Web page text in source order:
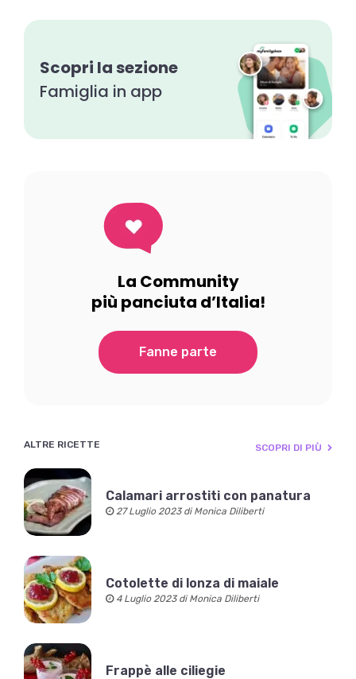
Scopri la sezione
Famiglia in app
La Community
più panciuta d’Italia!
Fanne parte
ALTRE RICETTE SCOPRI DI PIÙ
Calamari arrostiti con panatura
27 Luglio 2023 di Monica Diliberti
Cotolette di lonza di maiale
4 Luglio 2023 di Monica Diliberti
Frappè alle ciliegie